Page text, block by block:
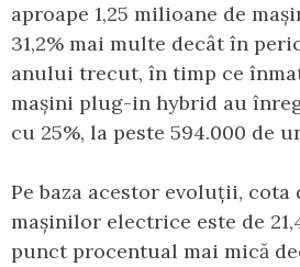
aproape 1,25 milioane de
31,2% mai multe decât în
anului trecut, în timp ce
mașini plug-in hybrid au
cu 25%, la peste 594.000 de
Pe baza acestor evoluții, cota
mașinilor electrice este de
punct procentual mai mică